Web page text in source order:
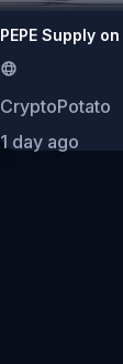
PEPE Supply
CryptoPotato
1 day ago